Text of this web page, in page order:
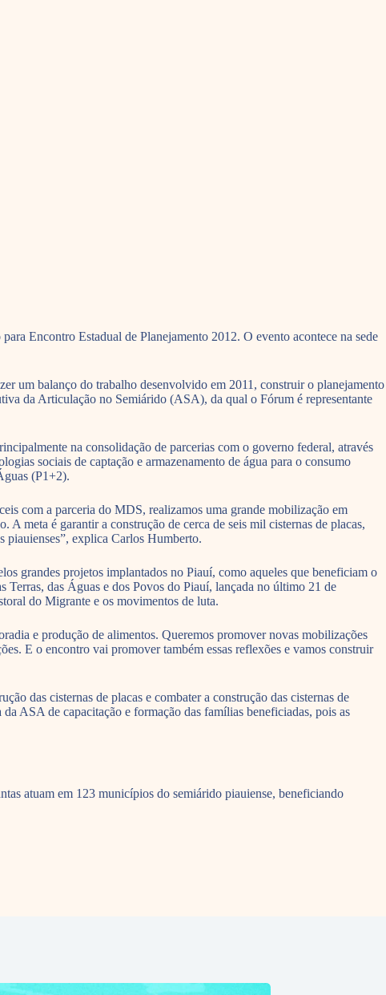
Encontro Estadual de Planejamento 2012. O evento acontece na sede
um balanço do trabalho desenvolvido em 2011, construir o planejamento
da Articulação no Semiárido (ASA), da qual o Fórum é representante
na consolidação de parcerias com o governo federal, através
sociais de captação e armazenamento de água para o consumo
(P1+2).
com a parceria do MDS, realizamos uma grande mobilização em
A meta é garantir a construção de cerca de seis mil cisternas de placas,
piauienses”, explica Carlos Humberto.
grandes projetos implantados no Piauí, como aqueles que beneficiam o
Terras, das Águas e dos Povos do Piauí, lançada no último 21 de
do Migrante e os movimentos de luta.
e produção de alimentos. Queremos promover novas mobilizações
E o encontro vai promover também essas reflexões e vamos construir
das cisternas de placas e combater a construção das cisternas de
ASA de capacitação e formação das famílias beneficiadas, pois as
atuam em 123 municípios do semiárido piauiense, beneficiando